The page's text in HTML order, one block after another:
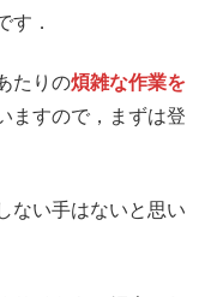
す．
たりの煩雑な作業を
ますので，まずは登
ない手はないと思い